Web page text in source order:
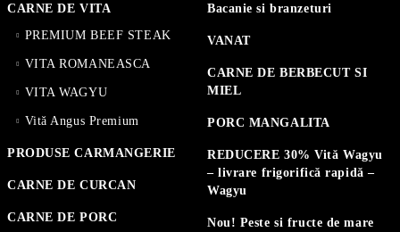
CARNE DE VITA
PREMIUM BEEF STEAK
VITA ROMANEASCA
VITA WAGYU
Vită Angus Premium
PRODUSE CARMANGERIE
CARNE DE CURCAN
CARNE DE PORC
Bacanie si branzeturi
VANAT
CARNE DE BERBECUT SI
MIEL
PORC MANGALITA
REDUCERE 30% Vită Wagyu
– livrare frigorifică rapidă –
Wagyu
Nou! Peste si fructe de mare